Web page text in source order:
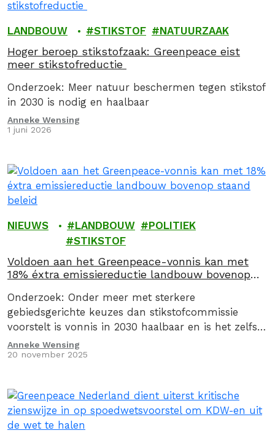
LANDBOUW STIKSTOF NATUURZAAK
Hoger beroep stikstofzaak: Greenpeace eist
meer stikstofreductie
Onderzoek: Meer natuur beschermen tegen stikstof
in 2030 is nodig en haalbaar
Anneke Wensing
1 juni 2026
NIEUWS LANDBOUW
POLITIEK
STIKSTOF
Voldoen aan het Greenpeace-vonnis kan met
18% éxtra emissiereductie landbouw bovenop
Onderzoek: Onder meer met sterkere
gebiedsgerichte keuzes dan stikstofcommissie
voorstelt is vonnis in 2030 haalbaar en is het zelfs
mogelijk meer natuur te beschermen.
Anneke Wensing
20 november 2025